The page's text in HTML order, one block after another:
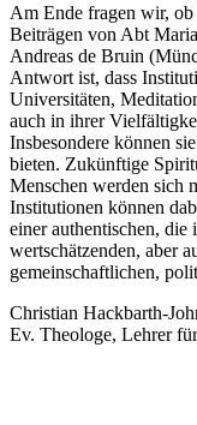
Am Ende fragen wir,
Beiträgen von Abt
Andreas de Bruin
Antwort ist, dass
Universitäten,
auch in ihrer
Insbesondere können
bieten. Zukünftige
Menschen werden sich
Institutionen können
einer authentischen,
wertschätzenden, aber
gemeinschaftlichen,
Christian Hackbarth-
Ev. Theologe, Lehrer